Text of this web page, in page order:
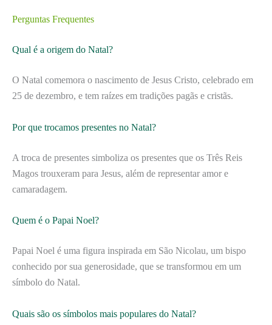
Perguntas Frequentes
Qual é a origem do Natal?
O Natal comemora o nascimento de Jesus Cristo, celebrado em
25 de dezembro, e tem raízes em tradições pagãs e cristãs.
Por que trocamos presentes no Natal?
A troca de presentes simboliza os presentes que os Três Reis
Magos trouxeram para Jesus, além de representar amor e
camaradagem.
Quem é o Papai Noel?
Papai Noel é uma figura inspirada em São Nicolau, um bispo
conhecido por sua generosidade, que se transformou em um
símbolo do Natal.
Quais são os símbolos mais populares do Natal?